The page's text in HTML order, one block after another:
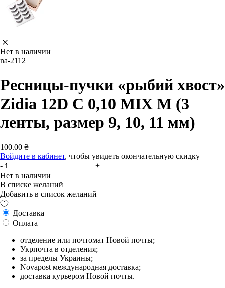
Нет в наличии
na-2112
Ресницы-пучки «рыбий хвост»
Zidia 12D C 0,10 MIX M (3
ленты, размер 9, 10, 11 мм)
100.00 ₴
Войдите в кабинет, чтобы увидеть окончательную скидку
-
+
Нет в наличии
В списке желаний
Добавить в список желаний
Доставка
Оплата
отделение или почтомат Новой почты;
Укрпочта в отделения;
за пределы Украины;
Novapost международная доставка;
доставка курьером Новой почты.